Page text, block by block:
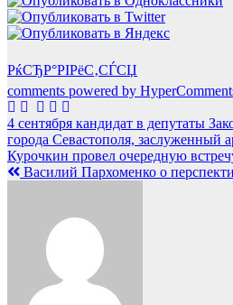
РќСЂР°РІРёС‚СЃСЏ
comments powered by
Навигация
по
записям
4 сентября кандидат в депутаты
города Севастополя, заслуженный
Курочкин провел очередную
Василий Пархоменко о